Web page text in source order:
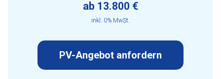
ab 13.800 €
inkl. 0% MwSt.
PV-Angebot anfordern